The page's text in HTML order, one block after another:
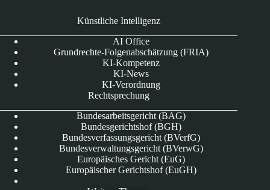
Künstliche Intelligenz
AI Office
Grundrechte-Folgenabschätzung (FRIA)
KI-Kompetenz
KI-News
KI-Verordnung
Rechtsprechung
Bundesarbeitsgericht (BAG)
Bundesgerichtshof (BGH)
Bundesverfassungsgericht (BVerfG)
Bundesverwaltungsgericht (BVerwG)
Europäisches Gericht (EuG)
Europäischer Gerichtshof (EuGH)